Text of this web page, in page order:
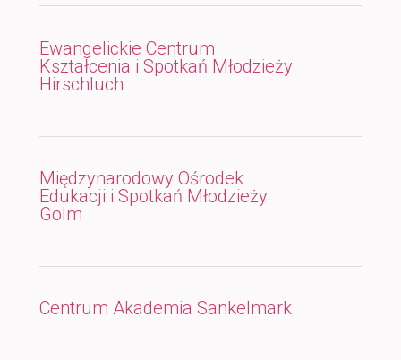
Ewangelickie Centrum
Kształcenia i Spotkań Młodzieży
Hirschluch
Międzynarodowy Ośrodek
Edukacji i Spotkań Młodzieży
Golm
Centrum Akademia Sankelmark